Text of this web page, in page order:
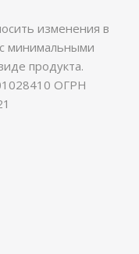
изменения в
минимальными
продукта.
ОГРН